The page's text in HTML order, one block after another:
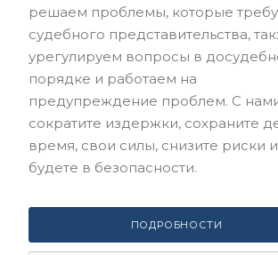
решаем проблемы, которые
судебного представительства,
урегулируем вопросы в
порядке и работаем на
предупреждение проблем. С
сократите издержки, сохраните
время, свои силы, снизите риски и
будете в безопасности.
ПОДРОБНОСТИ